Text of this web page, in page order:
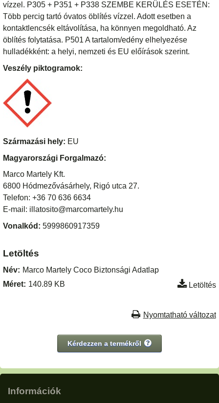
vízzel. P305 + P351 + P338 SZEMBE KERÜLÉS ESETÉN:
Több percig tartó óvatos öblítés vízzel. Adott esetben a
kontaktlencsék eltávolítása, ha könnyen megoldható. Az
öblítés folytatása. P501 A tartalom/edény elhelyezése
hulladékként: a helyi, nemzeti és EU előírások szerint.
Veszély piktogramok:
Származási hely: EU
Magyarországi Forgalmazó:
Marco Martely Kft.
6800 Hódmezővásárhely, Rigó utca 27.
Telefon: +36 70 636 6634
E-mail: illatosito@marcomartely.hu
Vonalkód:5999860917359
Letöltés
Név: Marco Martely Coco Biztonsági Adatlap
Méret: 140.89 KB Letöltés
Nyomtatható változat
Kérdezzen a termékről
Információk